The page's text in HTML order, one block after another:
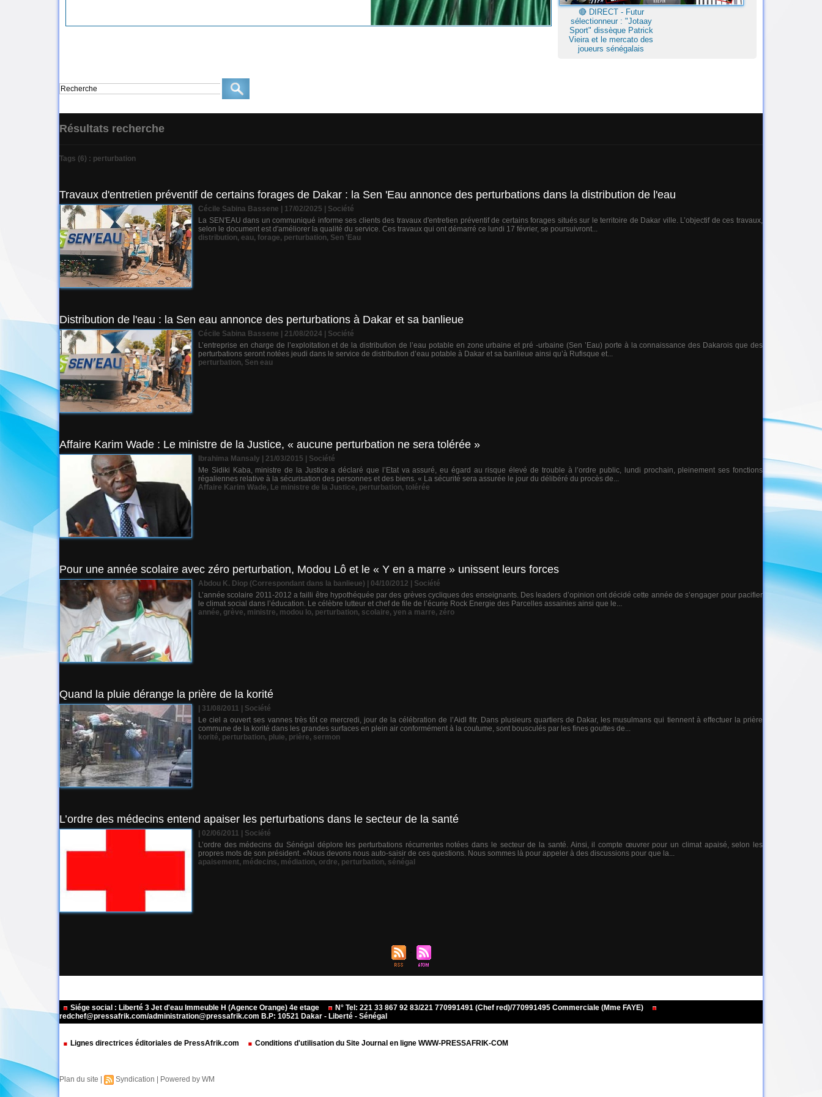
🔴​ DIRECT - Futur
sélectionneur : "Jotaay
Sport" dissèque Patrick
Vieira et le mercato des
joueurs sénégalais
Résultats recherche
Tags (6) : perturbation
Travaux d'entretien préventif de certains forages de Dakar : la Sen 'Eau annonce des perturbations dans la distribution de l'eau
Cécile Sabina Bassene | 17/02/2025
Société
La SEN'EAU dans un communiqué informe ses clients des travaux d'entretien préventif de certains forages situés sur le territoire de Dakar ville. L’objectif de ces travaux,
selon le document est d'améliorer la qualité du service. Ces travaux qui ont démarré ce lundi 17 février, se poursuivront...
distribution, eau, forage, perturbation, Sen 'Eau
Distribution de l'eau : la Sen eau annonce des perturbations à Dakar et sa banlieue
Cécile Sabina Bassene | 21/08/2024
Société
L’entreprise en charge de l’exploitation et de la distribution de l’eau potable en zone urbaine et pré -urbaine (Sen ’Eau) porte à la connaissance des Dakarois que des
perturbations seront notées jeudi dans le service de distribution d’eau potable à Dakar et sa banlieue ainsi qu’à Rufisque et...
perturbation, Sen eau
Affaire Karim Wade : Le ministre de la Justice, « aucune perturbation ne sera tolérée »
Ibrahima Mansaly | 21/03/2015
Société
Me Sidiki Kaba, ministre de la Justice a déclaré que l’Etat va assuré, eu égard au risque élevé de trouble à l’ordre public, lundi prochain, pleinement ses fonctions
régaliennes relative à la sécurisation des personnes et des biens. « La sécurité sera assurée le jour du délibéré du procès de...
Affaire Karim Wade, Le ministre de la Justice, perturbation, tolérée
Pour une année scolaire avec zéro perturbation, Modou Lô et le « Y en a marre » unissent leurs forces
Abdou K. Diop (Correspondant dans la banlieue) | 04/10/2012
Société
L’année scolaire 2011-2012 a failli être hypothéquée par des grèves cycliques des enseignants. Des leaders d’opinion ont décidé cette année de s’engager pour pacifier
le climat social dans l’éducation. Le célèbre lutteur et chef de file de l’écurie Rock Energie des Parcelles assainies ainsi que le...
année, grève, ministre, modou lo, perturbation, scolaire, yen a marre, zéro
Quand la pluie dérange la prière de la korité
| 31/08/2011
Société
Le ciel a ouvert ses vannes très tôt ce mercredi, jour de la célébration de l’Aidl fitr. Dans plusieurs quartiers de Dakar, les musulmans qui tiennent à effectuer la prière
commune de la korité dans les grandes surfaces en plein air conformément à la coutume, sont bousculés par les fines gouttes de...
korité, perturbation, pluie, prière, sermon
L’ordre des médecins entend apaiser les perturbations dans le secteur de la santé
| 02/06/2011
Société
L’ordre des médecins du Sénégal déplore les perturbations récurrentes notées dans le secteur de la santé. Ainsi, il compte œuvrer pour un climat apaisé, selon les
propres mots de son président. «Nous devons nous auto-saisir de ces questions. Nous sommes là pour appeler à des discussions pour que la...
apaisement, médecins, médiation, ordre, perturbation, sénégal
Siége social : Liberté 3 Jet d'eau Immeuble H (Agence Orange) 4e etage
N° Tel: 221 33 867 92 83/221 770991491 (Chef red)/770991495 Commerciale (Mme FAYE)
redchef@pressafrik.com/administration@pressafrik.com B.P: 10521 Dakar - Liberté - Sénégal
Lignes directrices éditoriales de PressAfrik.com Conditions d'utilisation du Site Journal en ligne WWW-PRESSAFRIK-COM
Plan du site Syndication Powered by WM